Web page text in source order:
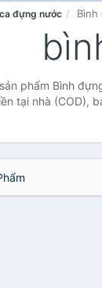
đựng nước Bình
phẩm Bình
tại nhà (COD),